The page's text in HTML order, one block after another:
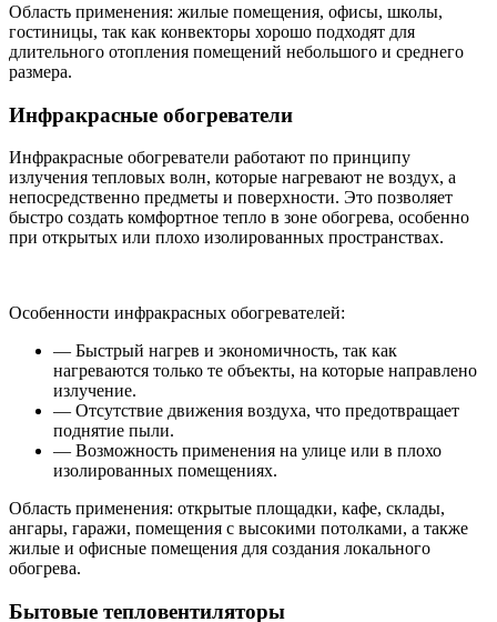
Область применения: жилые помещения, офисы, школы,
гостиницы, так как конвекторы хорошо подходят для
длительного отопления помещений небольшого и среднего
размера.
Инфракрасные обогреватели
Инфракрасные обогреватели работают по принципу
излучения тепловых волн, которые нагревают не воздух, а
непосредственно предметы и поверхности. Это позволяет
быстро создать комфортное тепло в зоне обогрева, особенно
при открытых или плохо изолированных пространствах.
Особенности инфракрасных обогревателей:
— Быстрый нагрев и экономичность, так как
нагреваются только те объекты, на которые направлено
излучение.
— Отсутствие движения воздуха, что предотвращает
поднятие пыли.
— Возможность применения на улице или в плохо
изолированных помещениях.
Область применения: открытые площадки, кафе, склады,
ангары, гаражи, помещения с высокими потолками, а также
жилые и офисные помещения для создания локального
обогрева.
Бытовые тепловентиляторы